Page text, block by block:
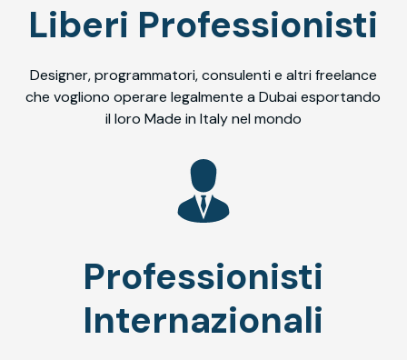
Liberi Professionisti
Designer, programmatori, consulenti e altri freelance
che vogliono operare legalmente a Dubai esportando
il loro Made in Italy nel mondo
Professionisti
Internazionali